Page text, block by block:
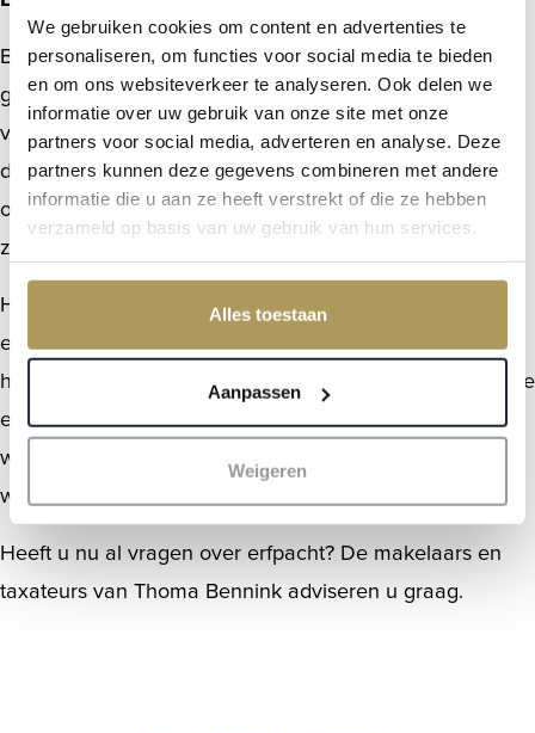
We gebruiken cookies om content en advertenties te
personaliseren, om functies voor social media te bieden
en om ons websiteverkeer te analyseren. Ook delen we
informatie over uw gebruik van onze site met onze
partners voor social media, adverteren en analyse. Deze
partners kunnen deze gegevens combineren met andere
informatie die u aan ze heeft verstrekt of die ze hebben
verzameld op basis van uw gebruik van hun services.
Alles toestaan
Aanpassen
Weigeren
Bij eigen grond bent u volledig eigenaar van huis en
grond. Bij erfpacht koopt u alleen het huis en betaalt u
voor het gebruik van de grond. De aankoopprijs ligt
daardoor lager. Bovendien maakt erfpacht het mogelijk
om te wonen op plekken die anders niet beschikbaar
zouden zijn, zoals landgoederen en natuurgebieden.
Het nadeel is dat u gebonden bent aan
erfpachtvoorwaarden en dat de canon kan worden
herzien. In het volgende artikel gaan wij dieper in op hoe
erfpacht specifiek werkt bij landgoederen en
woonboerderijen in onze regio. In deel drie behandelen
wij de financiering en aandachtspunten bij aankoop.
Heeft u nu al vragen over erfpacht? De makelaars en
taxateurs van Thoma Bennink adviseren u graag.